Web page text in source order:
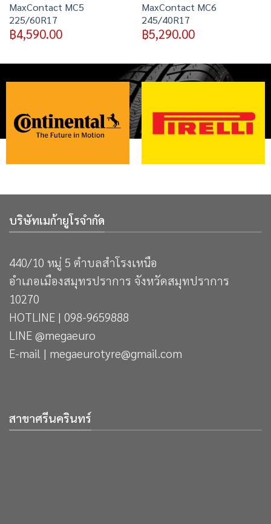
MaxContact MC5
225/60R17
฿4,590.00
MaxContact MC6
245/40R17
฿5,290.00
บริษัทเมก้ายูโรจำกัด
440/10 หมู่ 5 ตำบลสำโรงเหนือ
อำเภอเมืองสมุทรปราการ จังหวัดสมุทปราการ
10270
HOTLINE | 098-9659888
LINE @megaeuro
E-mail | megaeurotyre@gmail.com
สาขาศรีนครินทร์